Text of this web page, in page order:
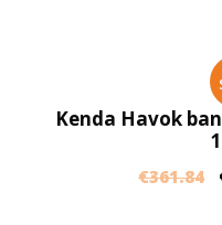
Kenda Havok
€361.84